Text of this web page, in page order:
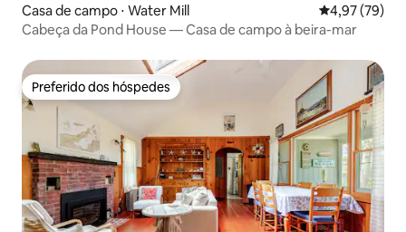
Casa de campo ⋅ Water Mill 4,97 de uma
4,97 (79)
Cabeça da Pond House — Casa de campo à beira-mar
Preferido dos hóspedes
Preferido dos hóspedes